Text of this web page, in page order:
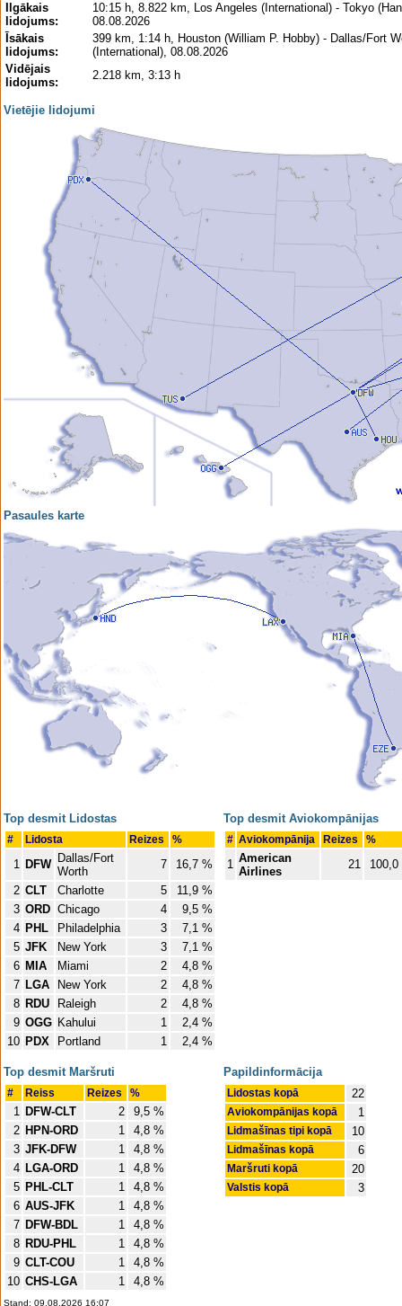
Ilgākais
lidojums:
10:15 h, 8.822 km, Los Angeles (International) - Tokyo
08.08.2026
Īsākais
lidojums:
399 km, 1:14 h, Houston (William P. Hobby) - Dallas/Fort
(International), 08.08.2026
Vidējais
lidojums:
2.218 km, 3:13 h
Vietējie lidojumi
Pasaules karte
Top desmit Lidostas
# Lidosta Reizes %
1 DFW Dallas/Fort
Worth
7
16,7 %
2 CLT Charlotte 5
11,9 %
3 ORD Chicago 4
9,5 %
4 PHL Philadelphia 3
7,1 %
5 JFK New York 3
7,1 %
6 MIA Miami 2
4,8 %
7 LGA New York 2
4,8 %
8 RDU Raleigh 2
4,8 %
9 OGG Kahului 1
2,4 %
10 PDX Portland 1 2,4 %
Top desmit Aviokompānijas
# Aviokompānija Reizes %
1 American
Airlines
21 100,0
Top desmit Maršruti
# Reiss Reizes %
1 DFW-CLT 2
9,5 %
2 HPN-ORD 1
4,8 %
3 JFK-DFW 1
4,8 %
4 LGA-ORD 1
4,8 %
5 PHL-CLT 1
4,8 %
6 AUS-JFK 1
4,8 %
7 DFW-BDL 1
4,8 %
8 RDU-PHL 1
4,8 %
9 CLT-COU 1
4,8 %
10 CHS-LGA 1 4,8 %
Papildinformācija
Lidostas kopā 22
Aviokompānijas kopā 1
Lidmašīnas tipi kopā 10
Lidmašīnas kopā 6
Maršruti kopā 20
Valstis kopā 3
Stand: 09.08.2026 16:07